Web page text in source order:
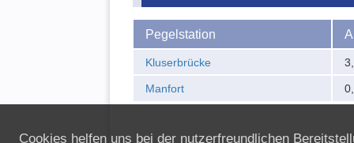
Pegelstation
Kluserbrücke
Manfort
Cookies helfen uns bei der nutzerfreundlichen